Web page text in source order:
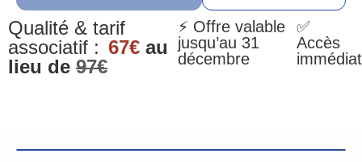
Qualité & tarif
associatif : 67€ au
lieu de 97€
⚡ Offre valable
jusqu’au 31
décembre
✅
Accès
immédiat